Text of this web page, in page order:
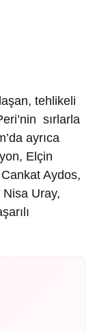
tehlikeli
sırlarla
ayrıca
Elçin
Aydos,
Uray,